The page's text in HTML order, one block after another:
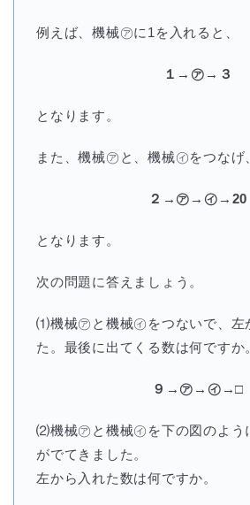
例えば、機械㋐に1を入れると、
１→㋐→３
となります。
また、機械㋐と、機械㋑をつなげ
２→㋐→㋑→20
となります。
次の問題に答えましょう。
⑴機械㋐と機械㋑をつないで、左
た。最後に出てくる数は何ですか
９→㋐→㋑→□
⑵機械㋐と機械㋑を下の図のよう
がでてきました。
左から入れた数は何ですか。